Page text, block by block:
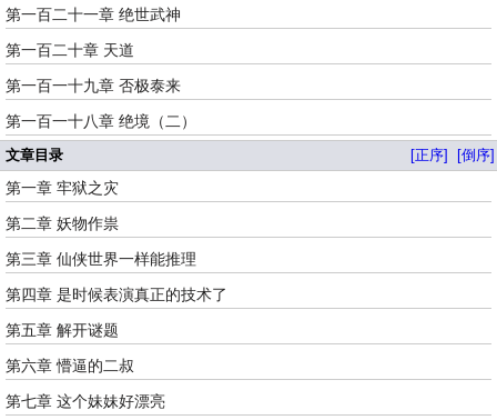
第一百二十一章 绝世武神
第一百二十章 天道
第一百一十九章 否极泰来
第一百一十八章 绝境（二）
文章目录 [正序] [倒序]
第一章 牢狱之灾
第二章 妖物作祟
第三章 仙侠世界一样能推理
第四章 是时候表演真正的技术了
第五章 解开谜题
第六章 懵逼的二叔
第七章 这个妹妹好漂亮